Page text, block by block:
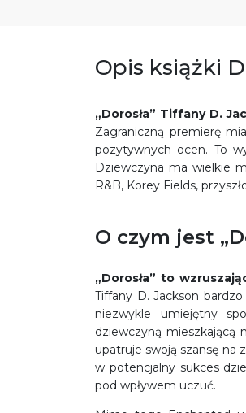
Opis książki
„Dorosła” Tiffany D.
Zagraniczną premierę
pozytywnych ocen. To
Dziewczyna ma wielkie
R&B, Korey Fields,
O czym jest
„Dorosła” to
Tiffany D. Jackson
niezwykle umiejętny
dziewczyną mieszkającą
upatruje swoją szansę na
w potencjalny sukces
pod wpływem uczuć.